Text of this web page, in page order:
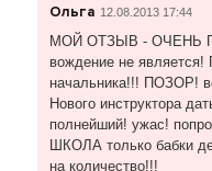
Ольга 12.08.2013 17:44
МОЙ ОТЗЫВ - ОЧЕНЬ
вождение не
начальника!!! ПОЗОР!
Нового инструктора
полнейший! ужас!
ШКОЛА только бабки
на количество!!!